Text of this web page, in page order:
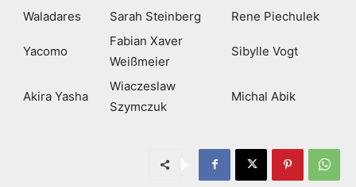
Waladares
Sarah Steinberg Rene Piechulek
Yacomo
Fabian Xaver
Weißmeier
Sibylle Vogt
Akira Yasha
Wiaczeslaw
Szymczuk
Michal Abik